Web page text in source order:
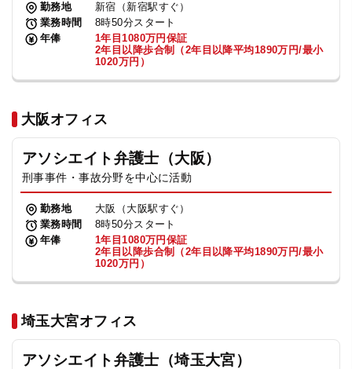
勤務地
新宿（新宿駅すぐ）
業務時間
8時50分スタート
年俸
1年目1080万円保証
2年目以降歩合制（2年目以降平均1890万円/最小
1020万円）
大阪オフィス
アソシエイト弁護士（大阪）
刑事事件・事故分野を中心に活動
勤務地
大阪（大阪駅すぐ）
業務時間
8時50分スタート
年俸
1年目1080万円保証
2年目以降歩合制（2年目以降平均1890万円/最小
1020万円）
埼玉大宮オフィス
アソシエイト弁護士（埼玉大宮）
特設サイト
相談先情報サイト
法人グループ
プライバシーポリシー 利用規約
TikTok受賞 定義集 動画集